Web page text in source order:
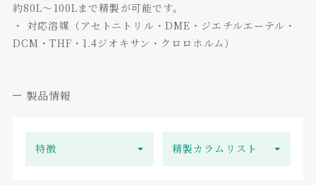
約80L～100Lまで精製が可能です。
・ 対応溶媒（アセトニトリル・DME・ジエチルエーテル・
DCM・THF・1.4ジオキサン・クロロホルム）
製品情報
特徴 精製カラムリスト